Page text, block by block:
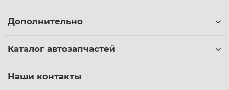
Дополнительно
Каталог автозапчастей
Наши контакты